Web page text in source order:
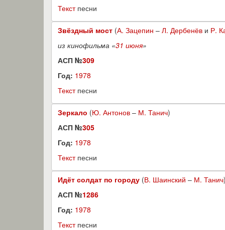
Текстпесни
Звёздный мост (А. Зацепин – Л. Дербенёв и Р.
из кинофильма «31 июня»
АСП №309
Год: 1978
Текстпесни
Зеркало (Ю. Антонов – М. Танич)
АСП №305
Год: 1978
Текстпесни
Идёт солдат по городу (В. Шаинский – М. Танич)
АСП №1286
Год: 1978
Текстпесни